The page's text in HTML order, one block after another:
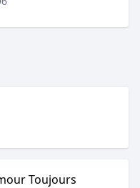
Toujours